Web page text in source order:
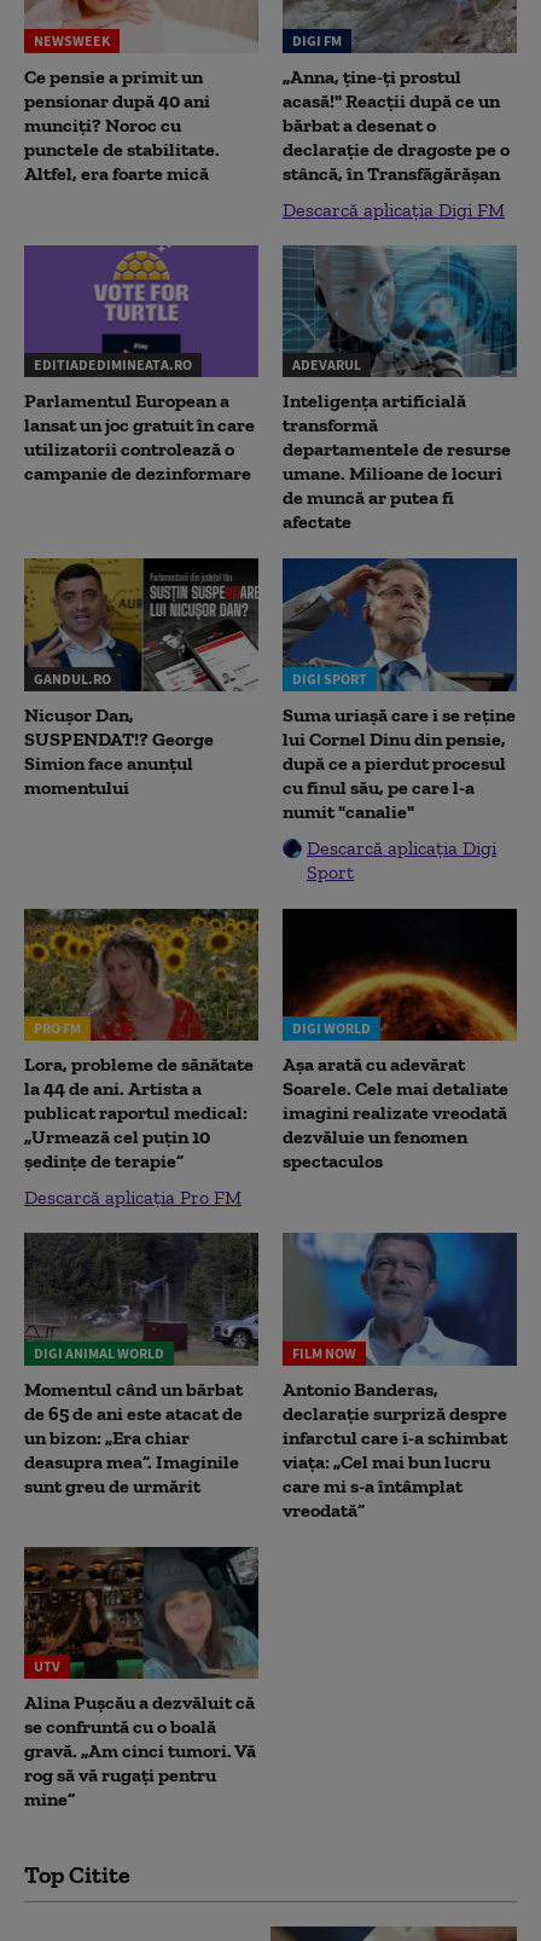
NEWSWEEK
Ce pensie a primit un
pensionar după 40 ani
munciți? Noroc cu
punctele de stabilitate.
Altfel, era foarte mică
DIGI FM
„Anna, ţine-ţi prostul
acasă!" Reacţii după ce un
bărbat a desenat o
declaraţie de dragoste pe o
stâncă, în Transfăgărăşan
Descarcă aplicația Digi FM
EDITIADEDIMINEATA.RO
Parlamentul European a
lansat un joc gratuit în care
utilizatorii controlează o
campanie de dezinformare
ADEVARUL
Inteligența artificială
transformă
departamentele de resurse
umane. Milioane de locuri
de muncă ar putea fi
afectate
GANDUL.RO
Nicușor Dan,
SUSPENDAT!? George
Simion face anunțul
momentului
DIGI SPORT
Suma uriașă care i se reține
lui Cornel Dinu din pensie,
după ce a pierdut procesul
cu finul său, pe care l-a
numit "canalie"
Descarcă aplicația Digi
Sport
PRO FM
Lora, probleme de sănătate
la 44 de ani. Artista a
publicat raportul medical:
„Urmează cel puțin 10
ședințe de terapie”
Descarcă aplicația Pro FM
DIGI WORLD
Așa arată cu adevărat
Soarele. Cele mai detaliate
imagini realizate vreodată
dezvăluie un fenomen
spectaculos
DIGI ANIMAL WORLD
Momentul când un bărbat
de 65 de ani este atacat de
un bizon: „Era chiar
deasupra mea”. Imaginile
sunt greu de urmărit
FILM NOW
Antonio Banderas,
declarație surpriză despre
infarctul care i-a schimbat
viața: „Cel mai bun lucru
care mi s-a întâmplat
vreodată”
UTV
Alina Pușcău a dezvăluit că
se confruntă cu o boală
gravă. „Am cinci tumori. Vă
rog să vă rugați pentru
mine”
Top Citite